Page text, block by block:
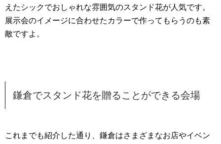
えたシックでおしゃれな雰囲気のスタンド花が人気です。
展示会のイメージに合わせたカラーで作ってもらうのも素
敵ですよ。
鎌倉でスタンド花を贈ることができる会場
これまでも紹介した通り、鎌倉はさまざまなお店やイベン